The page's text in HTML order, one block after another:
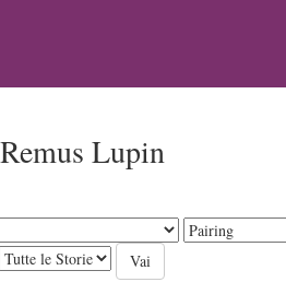
Remus Lupin